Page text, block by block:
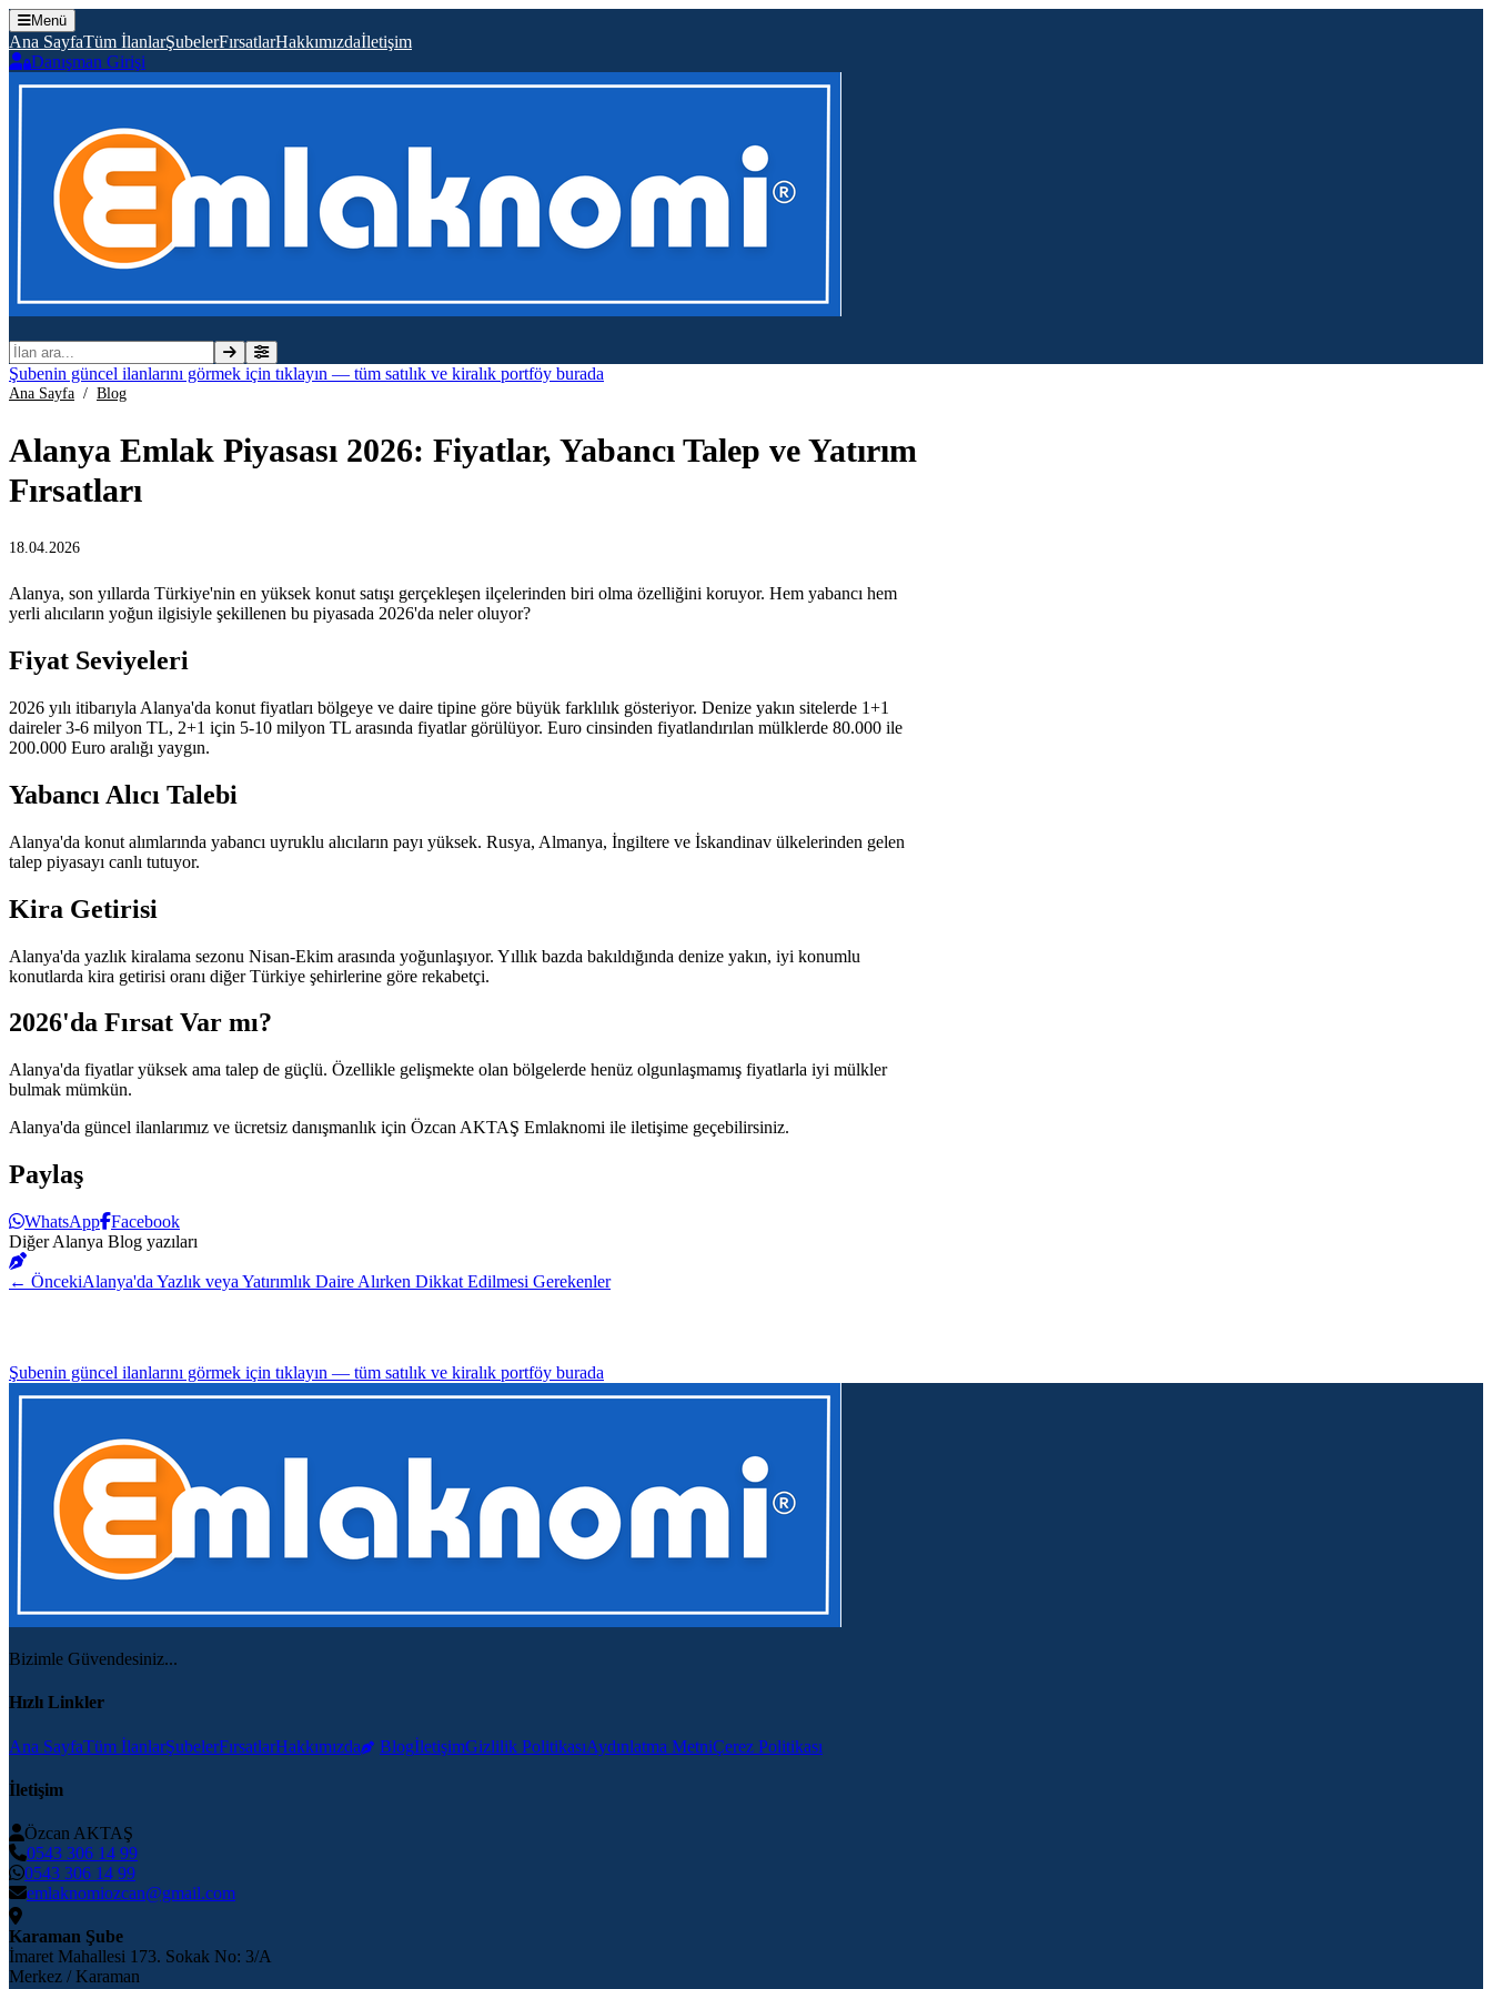
Menü
Ana SayfaTüm İlanlarŞubelerFırsatlarHakkımızdaİletişim
Danışman Girişi
İlan ara
Şubenin güncel ilanlarını görmek için tıklayın — tüm satılık ve kiralık portföy burada
Ana Sayfa / Blog
Alanya Emlak Piyasası 2026: Fiyatlar, Yabancı Talep ve Yatırım
Fırsatları
18.04.2026
Alanya, son yıllarda Türkiye'nin en yüksek konut satışı gerçekleşen ilçelerinden biri olma özelliğini koruyor. Hem yabancı hem
yerli alıcıların yoğun ilgisiyle şekillenen bu piyasada 2026'da neler oluyor?
Fiyat Seviyeleri
2026 yılı itibarıyla Alanya'da konut fiyatları bölgeye ve daire tipine göre büyük farklılık gösteriyor. Denize yakın sitelerde 1+1
daireler 3-6 milyon TL, 2+1 için 5-10 milyon TL arasında fiyatlar görülüyor. Euro cinsinden fiyatlandırılan mülklerde 80.000 ile
200.000 Euro aralığı yaygın.
Yabancı Alıcı Talebi
Alanya'da konut alımlarında yabancı uyruklu alıcıların payı yüksek. Rusya, Almanya, İngiltere ve İskandinav ülkelerinden gelen
talep piyasayı canlı tutuyor.
Kira Getirisi
Alanya'da yazlık kiralama sezonu Nisan-Ekim arasında yoğunlaşıyor. Yıllık bazda bakıldığında denize yakın, iyi konumlu
konutlarda kira getirisi oranı diğer Türkiye şehirlerine göre rekabetçi.
2026'da Fırsat Var mı?
Alanya'da fiyatlar yüksek ama talep de güçlü. Özellikle gelişmekte olan bölgelerde henüz olgunlaşmamış fiyatlarla iyi mülkler
bulmak mümkün.
Alanya'da güncel ilanlarımız ve ücretsiz danışmanlık için Özcan AKTAŞ Emlaknomi ile iletişime geçebilirsiniz.
Paylaş
WhatsApp Facebook
Diğer Alanya Blog yazıları
← ÖncekiAlanya'da Yazlık veya Yatırımlık Daire Alırken Dikkat Edilmesi Gerekenler
Şubenin güncel ilanlarını görmek için tıklayın — tüm satılık ve kiralık portföy burada
Bizimle Güvendesiniz...
Hızlı Linkler
Ana SayfaTüm İlanlarŞubelerFırsatlarHakkımızda BlogİletişimGizlilik PolitikasıAydınlatma MetniÇerez Politikası
İletişim
Özcan AKTAŞ
0543 306 14 99
0543 306 14 99
emlaknomiozcan@gmail.com
Karaman Şube
İmaret Mahallesi 173. Sokak No: 3/A
Merkez / Karaman